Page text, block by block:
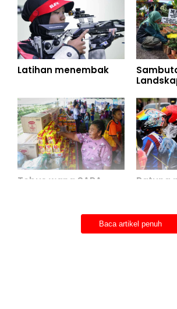
Latihan menembak
Tebus wang SARA
Patung
Baca artikel penuh